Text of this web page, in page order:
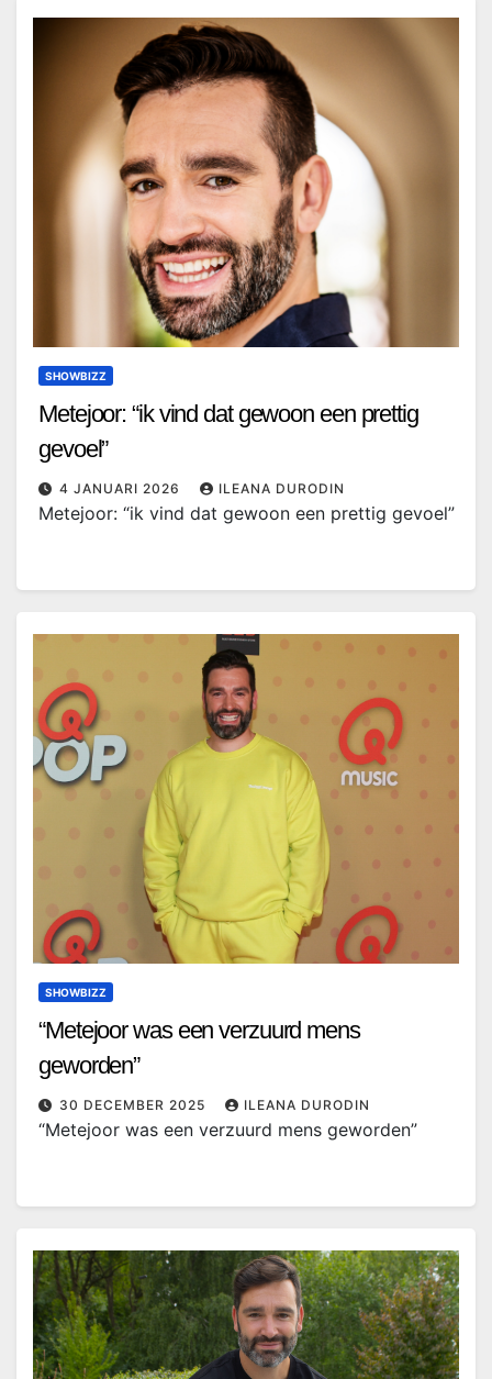
SHOWBIZZ
Metejoor: “ik vind dat gewoon een prettig
gevoel”
4 JANUARI 2026 ILEANA DURODIN
Metejoor: “ik vind dat gewoon een prettig gevoel”
SHOWBIZZ
“Metejoor was een verzuurd mens
geworden”
30 DECEMBER 2025 ILEANA DURODIN
“Metejoor was een verzuurd mens geworden”